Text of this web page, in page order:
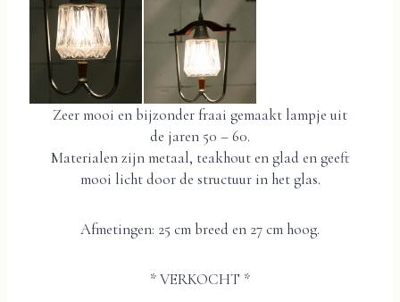
Zeer mooi en bijzonder fraai gemaakt lampje uit
de jaren 50 – 60.
Materialen zijn metaal, teakhout en glad en geeft
mooi licht door de structuur in het glas.
Afmetingen: 25 cm breed en 27 cm hoog.
* VERKOCHT *